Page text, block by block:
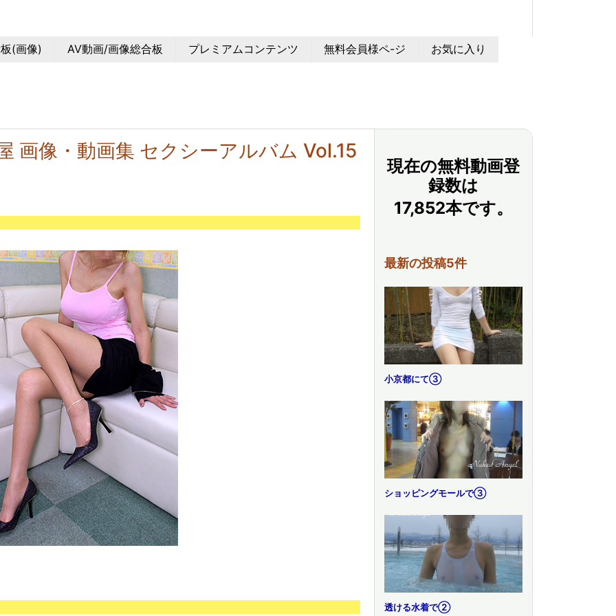
(画像) AV動画/画像総合板 プレミアムコンテンツ 無料会員様ペ-ジ お気に入り
画像・動画集 セクシーアルバム Vol.15
現在の無料動画登
録数は
17,852本です。
最新の投稿5件
小京都にて③
ショッピングモールで③
透ける水着で②